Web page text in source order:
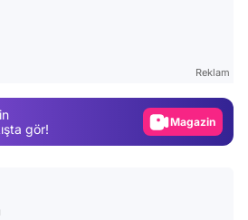
Reklam
gör!
Gündem
Magazin
Video